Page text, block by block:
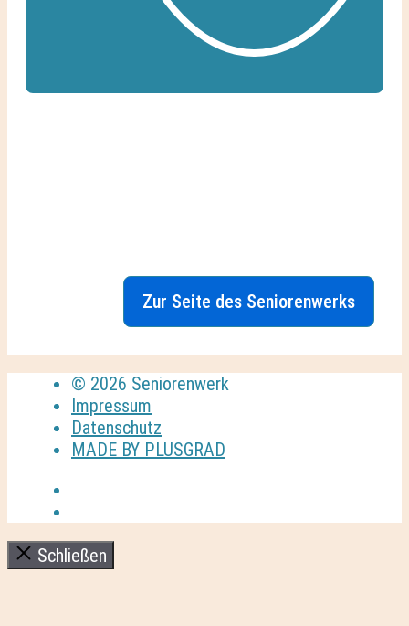
Zur Seite des Seniorenwerks
© 2026 Seniorenwerk
Impressum
Datenschutz
MADE BY PLUSGRAD
Schließen